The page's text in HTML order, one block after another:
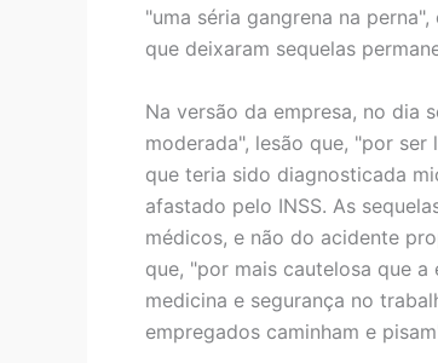
"uma séria gangrena na
que deixaram sequelas
Na versão da empresa, no dia
moderada", lesão que, "por
que teria sido diagnosticada
afastado pelo INSS. As
médicos, e não do acidente
que, "por mais cautelosa que
medicina e segurança no
empregados caminham e